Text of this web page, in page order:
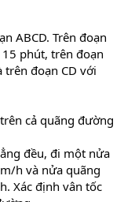
ABCD. Trên đoạn
phút, trên đoạn
đoạn CD với
cả quãng đường
đều, đi một nửa
h và nửa quãng
Xác định vân tốc